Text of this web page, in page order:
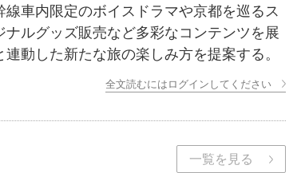
車内限定のボイスドラマや京都を巡るス
ナルグッズ販売など多彩なコンテンツを展
動した新たな旅の楽しみ方を提案する。
全文読むにはログインしてください
一覧を見る